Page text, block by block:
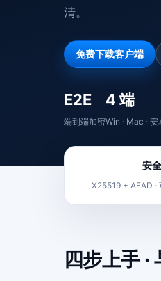
清。
免费下载客户端
E2E
端到端加密
4 端
Win · Mac · 安
安
X25519 + AEAD ·
四步上手